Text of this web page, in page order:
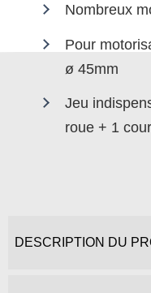
Nombreux
Pour
ø 45mm
Jeu
roue + 1
DESCRIPTION DU